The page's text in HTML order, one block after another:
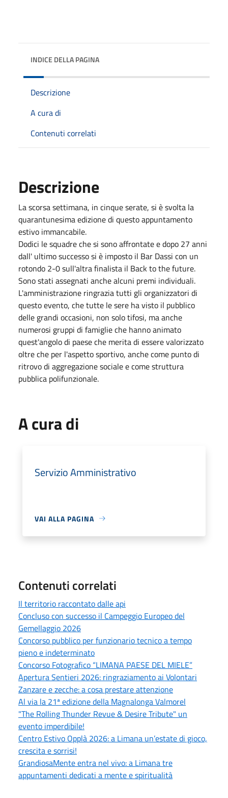
INDICE DELLA PAGINA
Descrizione
A cura di
Contenuti correlati
Descrizione
La scorsa settimana, in cinque serate, si è svolta la
quarantunesima edizione di questo appuntamento
estivo immancabile.
Dodici le squadre che si sono affrontate e dopo 27 anni
dall' ultimo successo si è imposto il Bar Dassi con un
rotondo 2-0 sull'altra finalista il Back to the future.
Sono stati assegnati anche alcuni premi individuali.
L'amministrazione ringrazia tutti gli organizzatori di
questo evento, che tutte le sere ha visto il pubblico
delle grandi occasioni, non solo tifosi, ma anche
numerosi gruppi di famiglie che hanno animato
quest'angolo di paese che merita di essere valorizzato
oltre che per l'aspetto sportivo, anche come punto di
ritrovo di aggregazione sociale e come struttura
pubblica polifunzionale.
A cura di
Servizio Amministrativo
VAI ALLA PAGINA
Contenuti correlati
Il territorio raccontato dalle api
Concluso con successo il Campeggio Europeo del
Gemellaggio 2026
Concorso pubblico per funzionario tecnico a tempo
pieno e indeterminato
Concorso Fotografico “LIMANA PAESE DEL MIELE”
Apertura Sentieri 2026: ringraziamento ai Volontari
Zanzare e zecche: a cosa prestare attenzione
Al via la 21ª edizione della Magnalonga Valmorel
"The Rolling Thunder Revue & Desire Tribute" un
evento imperdibile!
Centro Estivo Opplà 2026: a Limana un’estate di gioco,
crescita e sorrisi!
GrandiosaMente entra nel vivo: a Limana tre
appuntamenti dedicati a mente e spiritualità